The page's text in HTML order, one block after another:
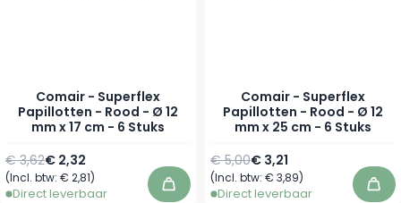
Comair - Superflex
Papillotten - Rood - Ø 12
mm x 17 cm - 6 Stuks
Speciale prijs
€ 2,32
Normale prijs
€ 3,62
(Incl. btw: € 2,81)
Direct leverbaar In winkelwagen
Comair - Superflex
Papillotten - Rood - Ø 12
mm x 25 cm - 6 Stuks
Speciale prijs
€ 3,21
Normale prijs
€ 5,00
(Incl. btw: € 3,89)
Direct leverbaar In